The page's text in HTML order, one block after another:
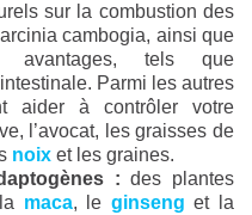
sur la combustion des
cambogia, ainsi que
avantages, tels que
Parmi les autres
aider à contrôler votre
l’avocat, les graisses de
noix et les graines.
: des plantes
maca, le ginseng et la